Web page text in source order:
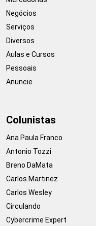
Negócios
Serviços
Diversos
Aulas e Cursos
Pessoais
Anuncie
Colunistas
Ana Paula Franco
Antonio Tozzi
Breno DaMata
Carlos Martinez
Carlos Wesley
Circulando
Cybercrime Expert